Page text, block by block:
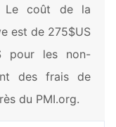
Le coût de la
est de 275$US
pour les non-
des frais de
du PMI.org.